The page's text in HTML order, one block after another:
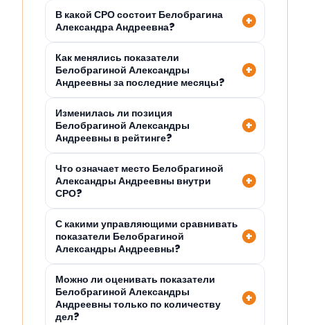
В какой СРО состоит Белобрагина
Александра Андреевна?
Как менялись показатели
Белобрагиной Александры
Андреевны за последние месяцы?
Изменилась ли позиция
Белобрагиной Александры
Андреевны в рейтинге?
Что означает место Белобрагиной
Александры Андреевны внутри
СРО?
С какими управляющими сравнивать
показатели Белобрагиной
Александры Андреевны?
Можно ли оценивать показатели
Белобрагиной Александры
Андреевны только по количеству
дел?